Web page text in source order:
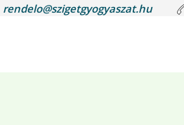
rendelo@szigetgyogyaszat.hu